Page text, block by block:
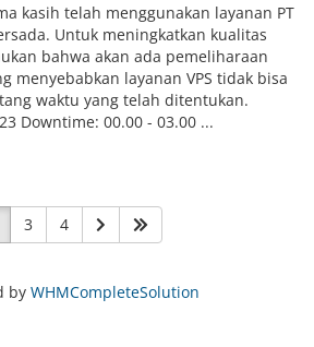
kasih telah menggunakan layanan PT
Untuk meningkatkan kualitas
bahwa akan ada pemeliharaan
menyebabkan layanan VPS tidak bisa
waktu yang telah ditentukan.
Downtime: 00.00 - 03.00 ...
3 4
by WHMCompleteSolution